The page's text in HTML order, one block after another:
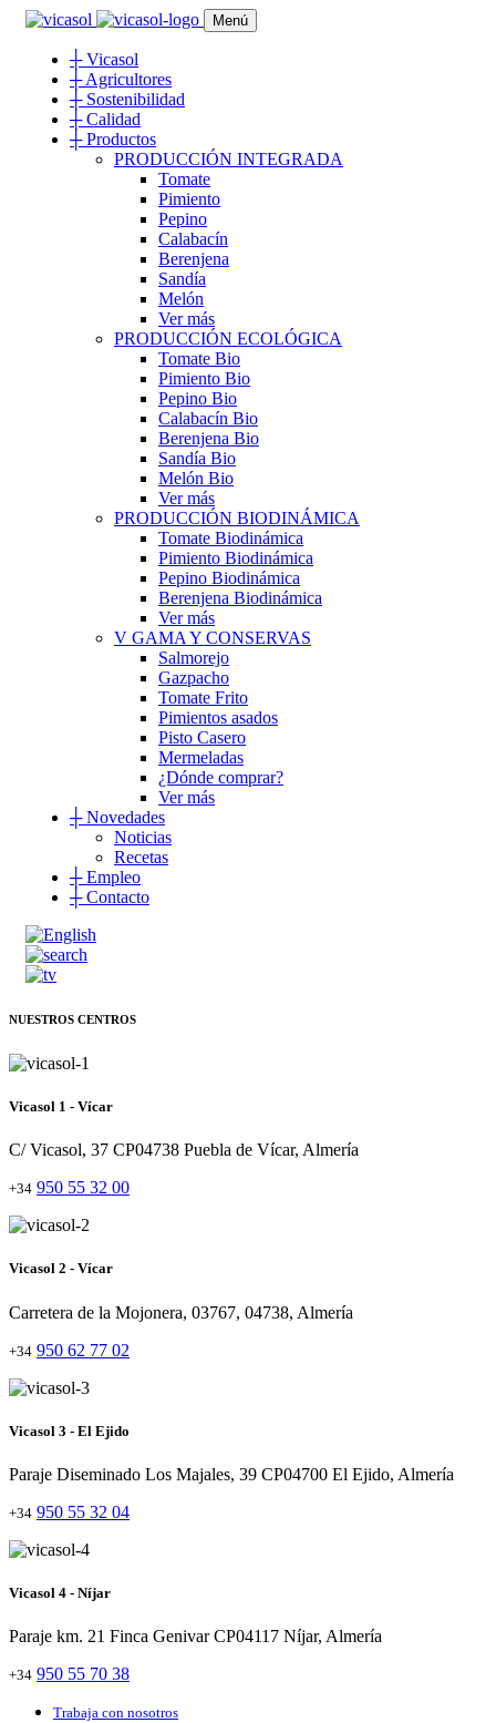
Menú
┼Vicasol
┼Agricultores
┼Sostenibilidad
┼Calidad
┼Productos
PRODUCCIÓN INTEGRADA
Tomate
Pimiento
Pepino
Calabacín
Berenjena
Sandía
Melón
Ver más
PRODUCCIÓN ECOLÓGICA
Tomate Bio
Pimiento Bio
Pepino Bio
Calabacín Bio
Berenjena Bio
Sandía Bio
Melón Bio
Ver más
PRODUCCIÓN BIODINÁMICA
Tomate Biodinámica
Pimiento Biodinámica
Pepino Biodinámica
Berenjena Biodinámica
Ver más
V GAMA Y CONSERVAS
Salmorejo
Gazpacho
Tomate Frito
Pimientos asados
Pisto Casero
Mermeladas
¿Dónde comprar?
Ver más
┼Novedades
Noticias
Recetas
┼Empleo
┼Contacto
NUESTROS CENTROS
Vicasol 1 - Vícar
C/ Vicasol, 37 CP04738 Puebla de Vícar, Almería
+34 950 55 32 00
Vicasol 2 - Vícar
Carretera de la Mojonera, 03767, 04738, Almería
+34 950 62 77 02
Vicasol 3 - El Ejido
Paraje Diseminado Los Majales, 39 CP04700 El Ejido, Almería
+34 950 55 32 04
Vicasol 4 - Níjar
Paraje km. 21 Finca Genivar CP04117 Níjar, Almería
+34 950 55 70 38
Trabaja con nosotros